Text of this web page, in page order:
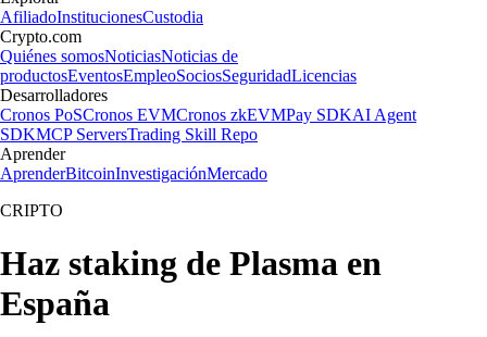
AfiliadoInstitucionesCustodia
Crypto.com
Quiénes somosNoticiasNoticias de
productosEventosEmpleoSociosSeguridadLicencias
Desarrolladores
Cronos PoSCronos EVMCronos zkEVMPay SDKAI Agent
SDKMCP ServersTrading Skill Repo
Aprender
AprenderBitcoinInvestigaciónMercado
CRIPTO
Haz staking de Plasma en
España